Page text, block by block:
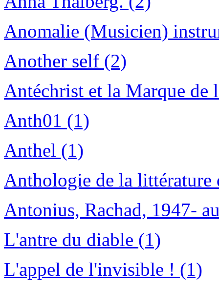
Anomalie (Musicien)
Another self (2)
Antéchrist et la Marque de
Anth01 (1)
Anthel (1)
Anthologie de la littérature
Antonius, Rachad, 1947-
L'antre du diable (1)
L'appel de l'invisible ! (1)